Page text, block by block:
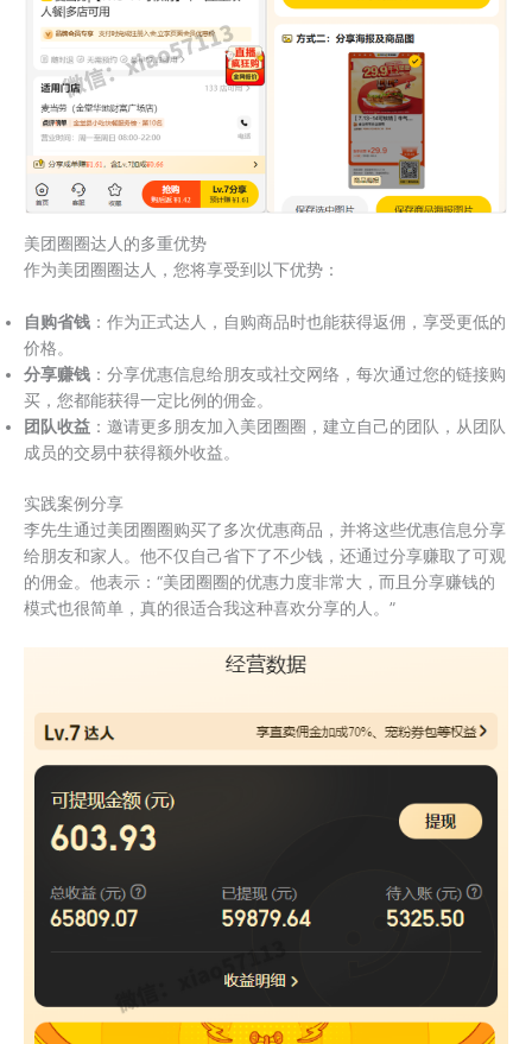
美团圈圈达人的多重优势
作为美团圈圈达人，您将享受到以下优势：
自购省钱 ：作为正式达人，自购商品时也能获得返佣，享受更低的
价格。
分享赚钱 ：分享优惠信息给朋友或社交网络，每次通过您的链接购
买，您都能获得一定比例的佣金。
团队收益 ：邀请更多朋友加入美团圈圈，建立自己的团队，从团队
成员的交易中获得额外收益。
实践案例分享
李先生通过美团圈圈购买了多次优惠商品，并将这些优惠信息分享
给朋友和家人。他不仅自己省下了不少钱，还通过分享赚取了可观
的佣金。他表示：“美团圈圈的优惠力度非常大，而且分享赚钱的
模式也很简单，真的很适合我这种喜欢分享的人。”